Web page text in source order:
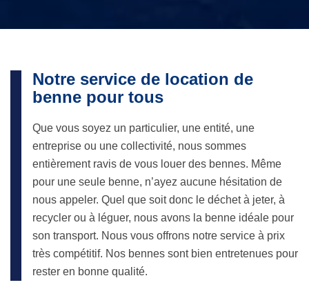
Notre service de location de
benne pour tous
Que vous soyez un particulier, une entité, une
entreprise ou une collectivité, nous sommes
entièrement ravis de vous louer des bennes. Même
pour une seule benne, n’ayez aucune hésitation de
nous appeler. Quel que soit donc le déchet à jeter, à
recycler ou à léguer, nous avons la benne idéale pour
son transport. Nous vous offrons notre service à prix
très compétitif. Nos bennes sont bien entretenues pour
rester en bonne qualité.